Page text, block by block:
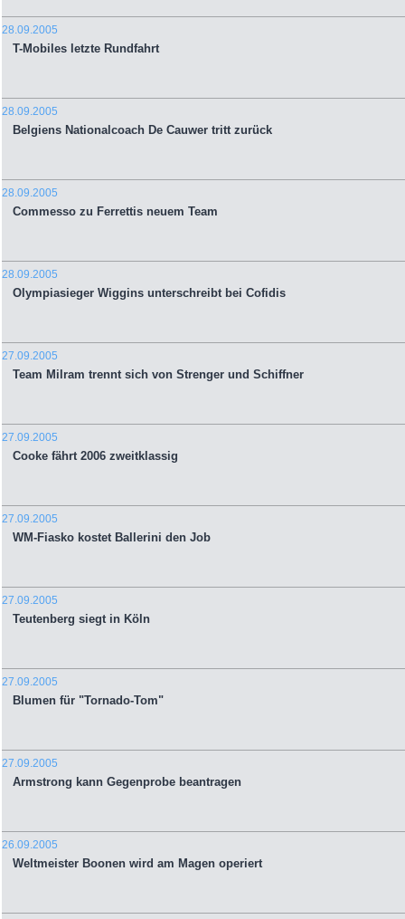
28.09.2005
T-Mobiles letzte Rundfahrt
28.09.2005
Belgiens Nationalcoach De Cauwer tritt zurück
28.09.2005
Commesso zu Ferrettis neuem Team
28.09.2005
Olympiasieger Wiggins unterschreibt bei Cofidis
27.09.2005
Team Milram trennt sich von Strenger und Schiffner
27.09.2005
Cooke fährt 2006 zweitklassig
27.09.2005
WM-Fiasko kostet Ballerini den Job
27.09.2005
Teutenberg siegt in Köln
27.09.2005
Blumen für "Tornado-Tom"
27.09.2005
Armstrong kann Gegenprobe beantragen
26.09.2005
Weltmeister Boonen wird am Magen operiert